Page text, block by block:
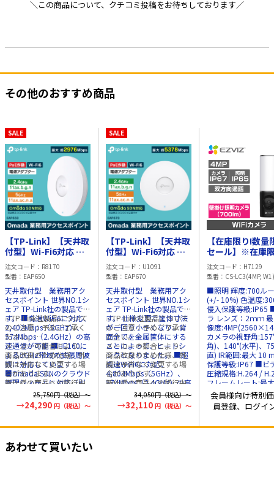
＼この商品について、クチコミ投稿をお待ちしております／
その他のおすすめ商品
SALE
【TP-Link】【天井取
付型】Wi-Fi6対応 業
務用アクセスポイント
最大約
2976Mbps（2.4／
5GHz） EAP650
注文コード
R8170
型番
EAP650
天井取付型 業務用アク
セスポイント 世界NO.1シ
ェア TP-Link社の製品で
す。 ■高速WiFi6に対応、
2,402Mbps（5GHz）、
574Mbps（2.4GHz）の高
速通信が可能 ■HE160に
よる5GHz帯域の拡張周波
数に対応しています
■Omada SDNのクラウド
管理システムに対応（別
途販売のOC200・OC300
が必要です） ■シームレ
スローミングやOmadaメ
ントローラー使用下での
は、802.3atPoE+に対応
した2.5ギガイーサネット
✅TP-Link社製品について
のご注意：予めご了承く
ださい。
メーカーの都合により、
商品改良のため仕様、外
観は予告なく変更する場
合があります。
新仕様の商品への移行中
は、新・旧異なる仕様の
在庫が混在する可能性が
ございます。
25,750円（税込）～
24,290 円（税込）～
SALE
【TP-Link】【天井取
付型】Wi-Fi6対応 業
務用アクセスポイント
最大約
5378Mbps（2.4／
5GHz） EAP670
注文コード
U1091
型番
EAP670
天井取付型 業務用アク
セスポイント 世界NO.1シ
ェア TP-Link社の製品で
す。 仕様変更で筐体寸法
が一回り小さくなり、背
面全てを金属筐体にする
ことによって、ヒートシ
ンクとなりました。 ■超
高速WiFi6に対応、
4,804Mbps（5GHz）、
574Mbps（2.4GHz）の高
速通信が可能 ■HE160に
よる5GHz帯域の拡張周波
数に対応しています
管理システムに対応（別
✅TP-Link社製品について
のご注意：予めご了承く
ださい。
メーカーの都合により、
商品改良のため仕様、外
観は予告なく変更する場
合があります。
新仕様の商品への移行中
は、新・旧異なる仕様の
在庫が混在する可能性が
ございます。
34,050円（税込）～
32,110 円（税込）～
【在庫限り!数量
セール】※在庫
※【EZVIZ】
4MP スマートセ
リティ壁掛け照
ラ
注文コード
H7129
型番
CS-LC3(4MP, W1)
■照明 輝度:700ル
(+/- 10%) 色温度
侵入保護等級:IP65 ■カメ
ラ レンズ：2ｍｍ
像度
カメラの視野角
角)、140°(水平)、
直) IR範囲:最大 10
保護等級:IP67 ■ビデオ
圧縮規格:H.264 /
フレームレート:最
fps、ネットワーク
に自己適応 ■音声 オーデ
ィオ入力:内蔵全方
スピーカー ■インターフ
会員様向け特別
員登録、ログイ
あわせて買いたい